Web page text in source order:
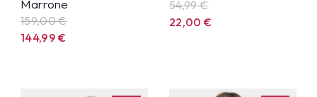
Marrone
159,00 €
144,99€
54,99€
22,00€